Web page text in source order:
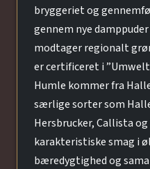
bryggeriet og
gennem nye
modtager regionalt
er certificeret i
Humle kommer fra
særlige sorter som
Hersbrucker, Callista
karakteristiske smag i
bæredygtighed og